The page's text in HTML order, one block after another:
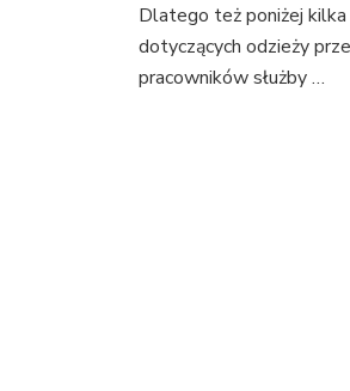
Dlatego też poniżej
dotyczących odzieży
pracowników służby …